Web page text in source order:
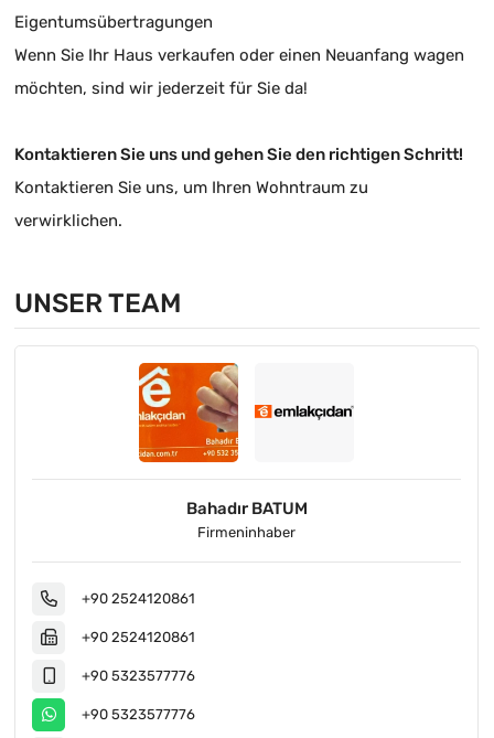
Eigentumsübertragungen
Wenn Sie Ihr Haus verkaufen oder einen Neuanfang wagen
möchten, sind wir jederzeit für Sie da!
Kontaktieren Sie uns und gehen Sie den richtigen Schritt!
Kontaktieren Sie uns, um Ihren Wohntraum zu
verwirklichen.
UNSER TEAM
Bahadır BATUM
Firmeninhaber
+90 2524120861
+90 2524120861
+90 5323577776
+90 5323577776